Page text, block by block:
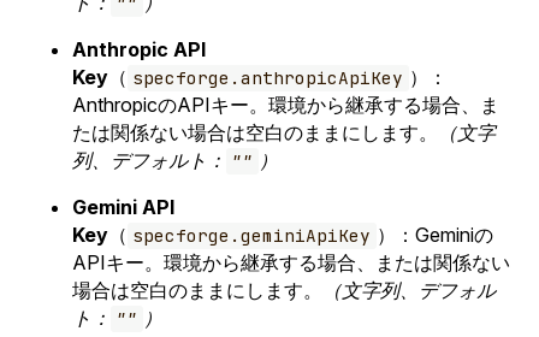
Anthropic API
Key （ specforge.anthropicApiKey ）：
AnthropicのAPIキー。環境から継承する場合、ま
たは関係ない場合は空白のままにします。
（文字
列、デフォルト： "" ）
Gemini API
Key （ specforge.geminiApiKey ）：Geminiの
APIキー。環境から継承する場合、または関係ない
場合は空白のままにします。
（文字列、デフォル
ト： "" ）